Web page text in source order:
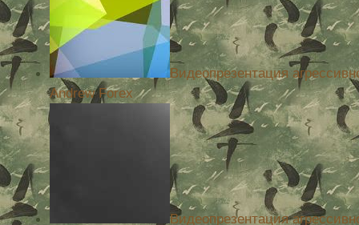
Видеопрезентация
Andrew Forex
Видеопрезентация